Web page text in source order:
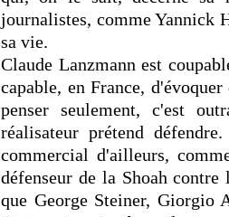
journalistes, comme Yannick
sa vie.
Claude Lanzmann est
capable, en France,
penser seulement, c'est
réalisateur prétend
commercial d'ailleurs,
défenseur de la Shoah
que George Steiner, Giorgio